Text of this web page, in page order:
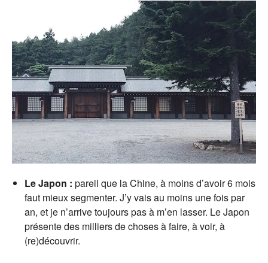
Le Japon : pareil que la Chine, à moins d’avoir 6 mois
faut mieux segmenter. J’y vais au moins une fois par
an, et je n’arrive toujours pas à m’en lasser. Le Japon
présente des milliers de choses à faire, à voir, à
(re)découvrir.